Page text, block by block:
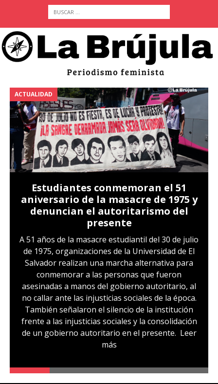
ACTUALIDAD
Estudiantes conmemoran el 51
aniversario de la masacre de 1975 y
denuncian el autoritarismo del
presente
A 51 años de la masacre estudiantil del 30 de julio
de 1975, organizaciones de la Universidad de El
Salvador realizan una marcha alternativa para
conmemorar a las personas que fueron
asesinadas a manos del gobierno autoritario, al
no callar ante las injusticias sociales de la época.
También señalaron el silencio de la institución
frente a las injusticias sociales y la consolidación
de un gobierno autoritario en el presente. Leer
más